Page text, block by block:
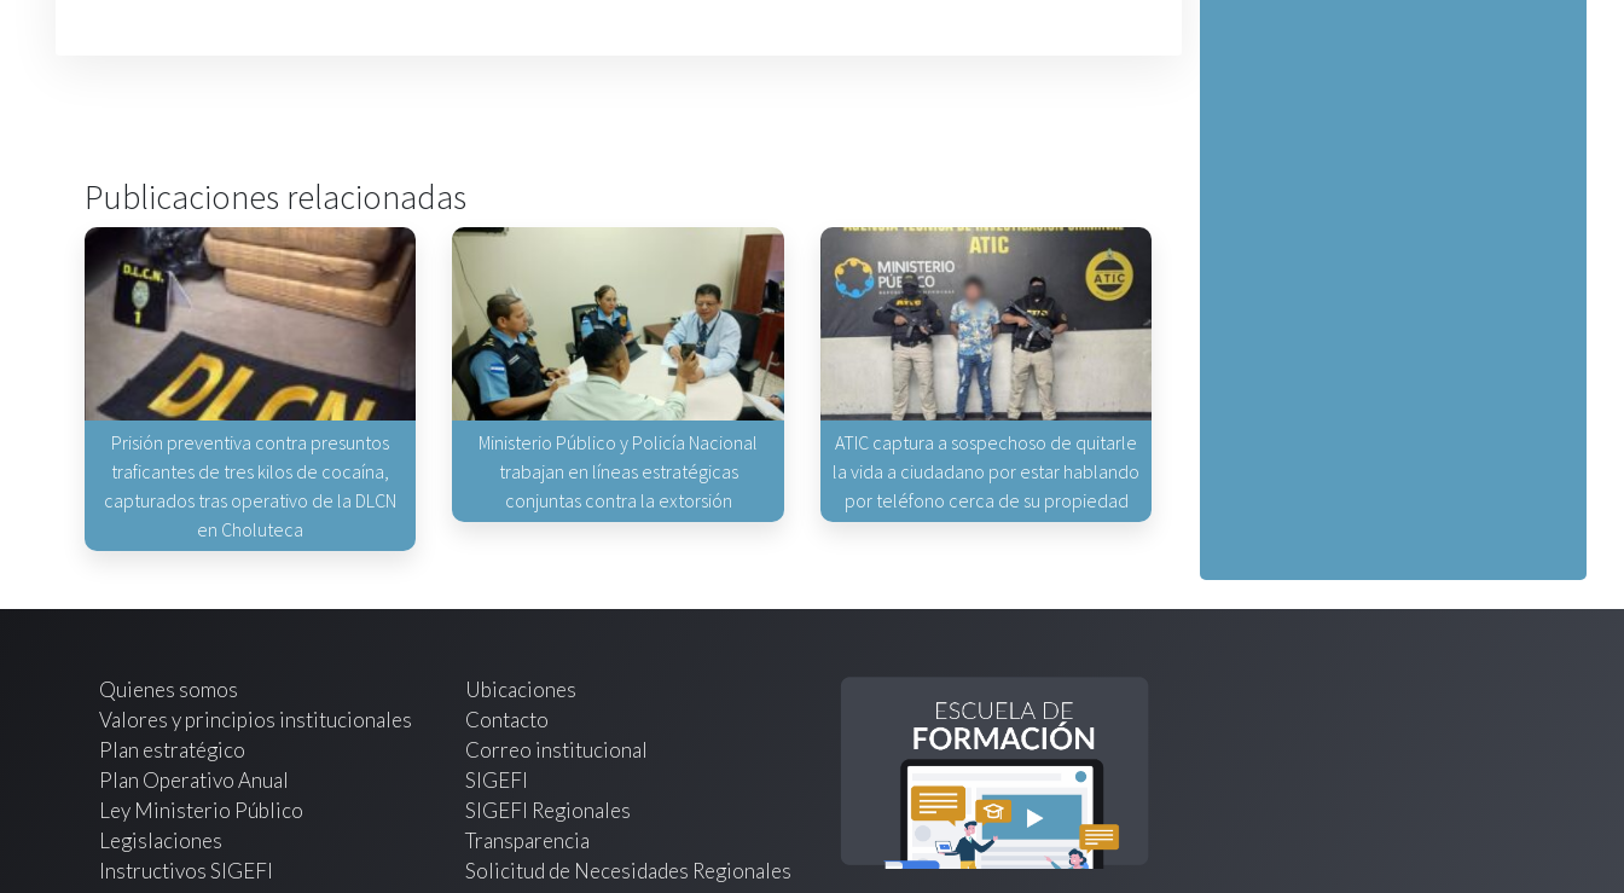
Publicaciones relacionadas
Prisión preventiva contra presuntos
traficantes de tres kilos de cocaína,
capturados tras operativo de la DLCN
en Choluteca
Ministerio Público y Policía Nacional
trabajan en líneas estratégicas
conjuntas contra la extorsión
ATIC captura a sospechoso de quitarle
la vida a ciudadano por estar hablando
por teléfono cerca de su propiedad
Quienes somos
Valores y principios institucionales
Plan estratégico
Plan Operativo Anual
Ley Ministerio Público
Legislaciones
Instructivos SIGEFI
Ubicaciones
Contacto
Correo institucional
SIGEFI
SIGEFI Regionales
Transparencia
Solicitud de Necesidades Regionales